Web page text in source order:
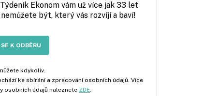
Ekonom vám už více jak 33 let
být, který vás rozvíjí a baví!
K ODBĚRU
kdykoliv.
ke sbírání a zpracování osobních údajů. Více
osobních údajů naleznete ZDE.